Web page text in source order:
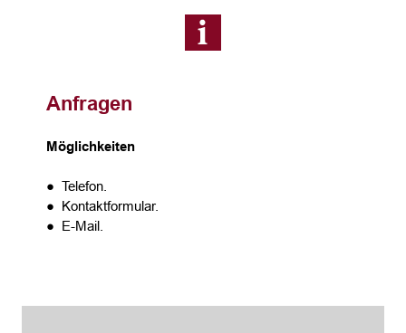
Anfragen
Möglichkeiten
● Telefon.
● Kontaktformular.
● E-Mail.